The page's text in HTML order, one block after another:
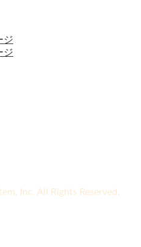
ジ
ジ
Inc. All Rights Reserved.